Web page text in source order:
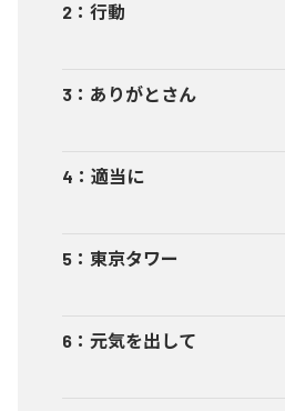
2 ： 行動
3 ： ありがとさん
4 ： 適当に
5 ： 東京タワー
6 ： 元気を出して